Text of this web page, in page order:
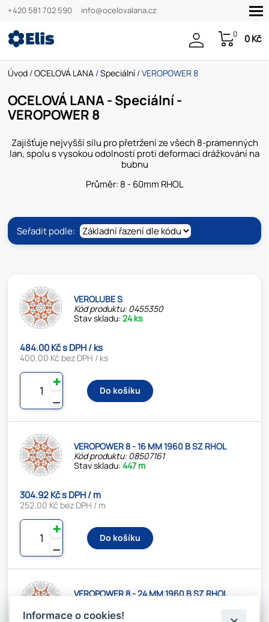
+420 581 702 590 info@ocelovalana.cz
0 0 Kč
Úvod /OCELOVÁ LANA /Speciální / VEROPOWER 8
OCELOVÁ LANA - Speciální -
VEROPOWER 8
Zajišťuje nejvyšší sílu pro přetržení ze všech 8-pramenných
lan, spolu s vysokou odolností proti deformaci drážkování na
bubnu
Průměr: 8 - 60mm RHOL
Seřadit podle:
VEROLUBE S
Kód produktu: 0455350
Stav skladu:24 ks
484.00 Kč s DPH / ks
400.00 Kč bez DPH / ks
⚊
✚
Do košíku
VEROPOWER 8 - 16 MM 1960 B SZ RHOL
Kód produktu: 08507161
Stav skladu:447 m
304.92 Kč s DPH / m
252.00 Kč bez DPH / m
⚊
✚
Do košíku
VEROPOWER 8 - 24 MM 1960 B SZ RHOL
Stav skladu:76 m
Informace o cookies!